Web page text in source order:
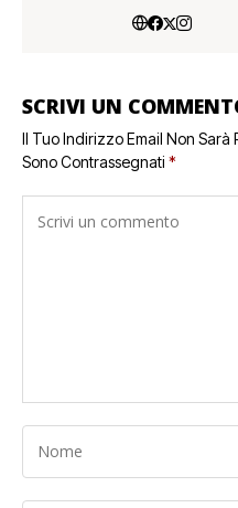
SCRIVI UN
Il Tuo Indirizzo Email Non Sarà
Sono Contrassegnati *